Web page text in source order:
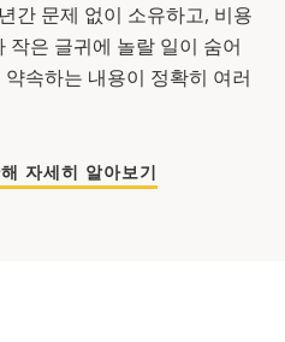
간 문제 없이 소유하고, 비용
작은 글귀에 놀랄 일이 숨어
속하는 내용이 정확히 여러
자세히 알아보기